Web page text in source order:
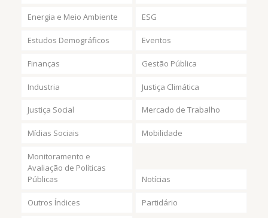
Energia e Meio Ambiente ESG
Estudos Demográficos Eventos
Finanças Gestão Pública
Industria Justiça Climática
Justiça Social Mercado de Trabalho
Mídias Sociais Mobilidade
Monitoramento e
Avaliação de Políticas
Públicas
Notícias
Outros Índices Partidário